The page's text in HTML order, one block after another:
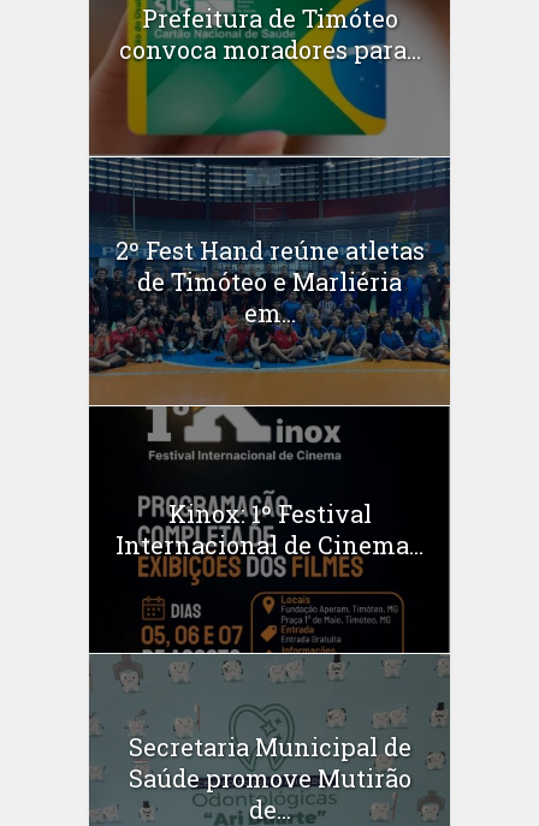
Prefeitura de Timóteo
convoca moradores para...
2º Fest Hand reúne atletas
de Timóteo e Marliéria
em...
Kinox: 1º Festival
Internacional de Cinema...
Secretaria Municipal de
Saúde promove Mutirão
de...